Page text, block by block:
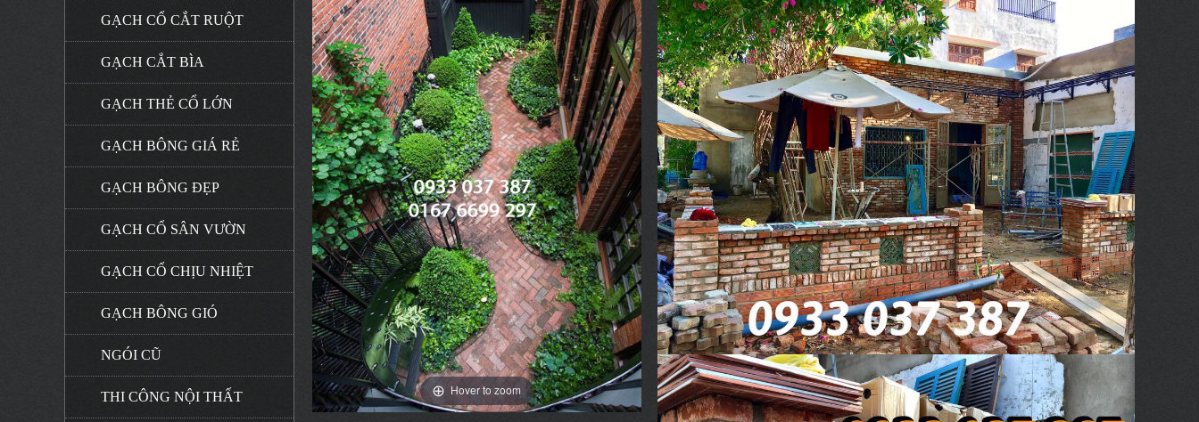
GẠCH CỔ CẮT RUỘT
GẠCH CẮT BÌA
GẠCH THẺ CỔ LỚN
GẠCH BÔNG GIÁ RẺ
GẠCH BÔNG ĐẸP
GẠCH CỔ SÂN VƯỜN
GẠCH CỔ CHỊU NHIỆT
GẠCH BÔNG GIÓ
NGÓI CŨ
THI CÔNG NỘI THẤT Hover to zoom